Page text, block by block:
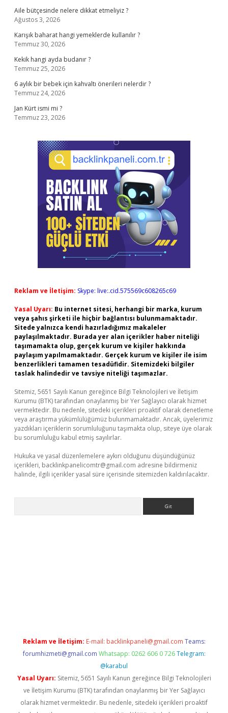
Aile bütçesinde nelere dikkat etmeliyiz ?
Ağustos 3, 2026
Karışık baharat hangi yemeklerde kullanılır ?
Temmuz 30, 2026
Kekik hangi ayda budanır ?
Temmuz 25, 2026
6 aylık bir bebek için kahvaltı önerileri nelerdir ?
Temmuz 24, 2026
Jan Kürt ismi mi ?
Temmuz 23, 2026
Reklam ve İletişim: Skype: live:.cid.575569c608265c69
Yasal Uyarı: Bu internet sitesi, herhangi bir marka, kurum
veya şahıs şirketi ile hiçbir bağlantısı bulunmamaktadır.
Sitede yalnızca kendi hazırladığımız makaleler
paylaşılmaktadır. Burada yer alan içerikler haber niteliği
taşımamakta olup, gerçek kurum ve kişiler hakkında
paylaşım yapılmamaktadır. Gerçek kurum ve kişiler ile isim
benzerlikleri tamamen tesadüfidir. Sitemizdeki bilgiler
taslak halindedir ve tavsiye niteliği taşımazlar.
Sitemiz, 5651 Sayılı Kanun gereğince Bilgi Teknolojileri ve İletişim
Kurumu (BTK) tarafından onaylanmış bir Yer Sağlayıcı olarak hizmet
vermektedir. Bu nedenle, sitedeki içerikleri proaktif olarak denetleme
veya araştırma yükümlülüğümüz bulunmamaktadır. Ancak, üyelerimiz
yazdıkları içeriklerin sorumluluğunu taşımakta olup, siteye üye olarak
bu sorumluluğu kabul etmiş sayılırlar.
Hukuka ve yasal düzenlemelere aykırı olduğunu düşündüğünüz
içerikleri, backlinkpanelicomtr@gmail.com adresine bildirmeniz
halinde, ilgili içerikler yasal süre içerisinde sitemizden kaldırılacaktır.
Reklam ve İletişim: E-mail: backlinkpaneli@gmail.com Teams:
forumhizmeti@gmail.com Whatsapp: 0262 606 0 726 Telegram:
@karabul
Yasal Uyarı: Sitemiz, 5651 Sayılı Kanun gereğince Bilgi Teknolojileri
ve İletişim Kurumu (BTK) tarafından onaylanmış bir Yer Sağlayıcı
olarak hizmet vermektedir. Bu nedenle, sitedeki içerikleri proaktif